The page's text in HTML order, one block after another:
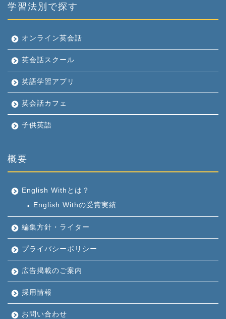
学習法別で探す
オンライン英会話
英会話スクール
英語学習アプリ
英会話カフェ
子供英語
概要
English Withとは？
English Withの受賞実績
編集方針・ライター
プライバシーポリシー
広告掲載のご案内
採用情報
お問い合わせ